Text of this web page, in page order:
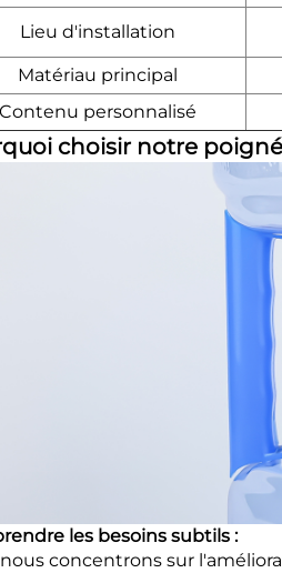
Lieu d'installation
Matériau principal
Contenu personnalisé
choisir notre
les besoins subtils :
concentrons sur